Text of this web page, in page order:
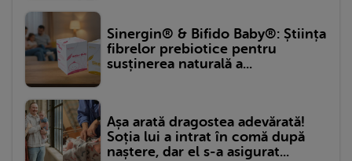
Sinergin® & Bifido Baby®: Știința
fibrelor prebiotice pentru
susținerea naturală a...
Așa arată dragostea adevărată!
Soția lui a intrat în comă după
naștere, dar el s-a asigurat...